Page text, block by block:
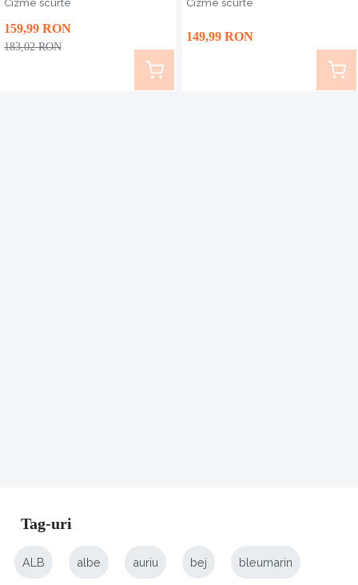
Cizme scurte
159,99 RON
183,02 RON
Cizme scurte
149,99 RON
Tag-uri
ALB albe auriu bej bleumarin